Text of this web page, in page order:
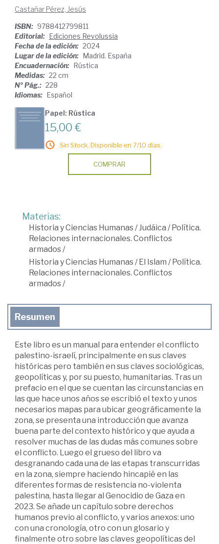
Castañar Pérez, Jesús
ISBN: 9788412799811
Editorial: Ediciones Revolussia
Fecha de la edición: 2024
Lugar de la edición: Madrid. España
Encuadernación: Rústica
Medidas: 22 cm
Nº Pág.: 228
Idiomas: Español
Papel: Rústica
15,00 €
Sin Stock. Disponible en 7/10 días.
COMPRAR
Materias:
Historia y Ciencias Humanas /Judáica /Política.
Relaciones internacionales. Conflictos
armados /
Historia y Ciencias Humanas /El Islam /Política.
Relaciones internacionales. Conflictos
armados /
Resumen
Este libro es un manual para entender el conflicto
palestino-israelí, principalmente en sus claves
históricas pero también en sus claves sociológicas,
geopolíticas y, por su puesto, humanitarias. Tras un
prefacio en el que se cuentan las circunstancias en
las que hace unos años se escribió el texto y unos
necesarios mapas para ubicar geográficamente la
zona, se presenta una introducción que avanza
buena parte del contexto histórico y que ayuda a
resolver muchas de las dudas más comunes sobre
el conflicto. Luego el grueso del libro va
desgranando cada una de las etapas transcurridas
en la zona, siempre haciendo hincapié en las
diferentes formas de resistencia no-violenta
palestina, hasta llegar al Genocidio de Gaza en
2023. Se añade un capítulo sobre derechos
humanos previo al conflicto, y varios anexos: uno
con una cronología, otro con un glosario y
finalmente otro sobre las claves geopolíticas del